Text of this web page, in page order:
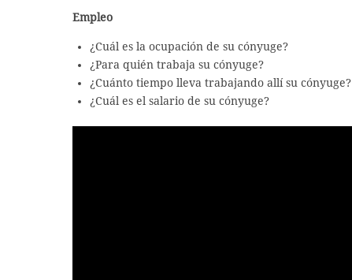
Empleo
¿Cuál es la ocupación de su cónyuge?
¿Para quién trabaja su cónyuge?
¿Cuánto tiempo lleva trabajando allí su cónyuge?
¿Cuál es el salario de su cónyuge?